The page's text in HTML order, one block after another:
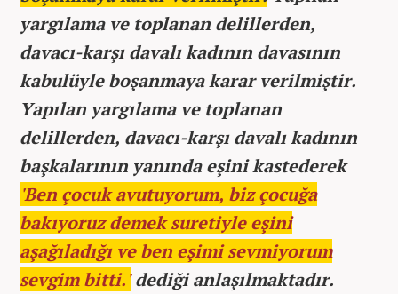
yargılama ve toplanan delillerden,
davacı-karşı davalı kadının davasının
kabulüyle boşanmaya karar verilmiştir.
Yapılan yargılama ve toplanan
delillerden, davacı-karşı davalı kadının
başkalarının yanında eşini kastederek
'Ben çocuk avutuyorum, biz çocuğa
bakıyoruz demek suretiyle eşini
aşağıladığı ve ben eşimi sevmiyorum
sevgim bitti.'dediği anlaşılmaktadır.